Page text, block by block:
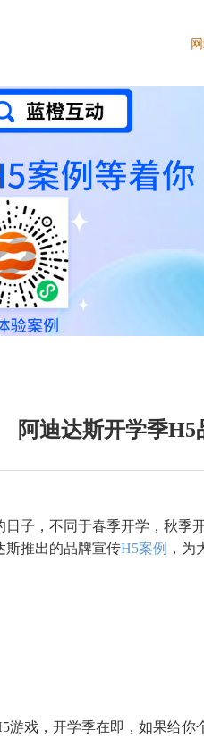
阿迪达斯开学季H5
子，不同于春季开学，秋
斯推出的品牌宣传H5案例 ，为
游戏，开学季在即，如果给你